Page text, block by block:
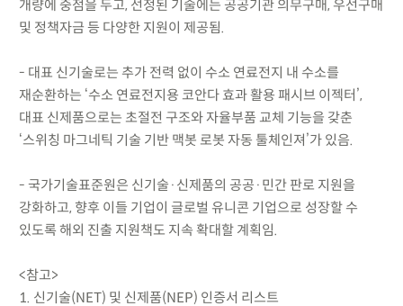
개량에 중점을 두고, 선정된 기술에는 공공기관 의무구매, 우선구매
및 정책자금 등 다양한 지원이 제공됨.
- 대표 신기술로는 추가 전력 없이 수소 연료전지 내 수소를
재순환하는 ‘수소 연료전지용 코안다 효과 활용 패시브 이젝터’,
대표 신제품으로는 초절전 구조와 자율부품 교체 기능을 갖춘
‘스위칭 마그네틱 기술 기반 맥봇 로봇 자동 툴체인져’가 있음.
- 국가기술표준원은 신기술·신제품의 공공·민간 판로 지원을
강화하고, 향후 이들 기업이 글로벌 유니콘 기업으로 성장할 수
있도록 해외 진출 지원책도 지속 확대할 계획임.
<참고>
1. 신기술(NET) 및 신제품(NEP) 인증서 리스트